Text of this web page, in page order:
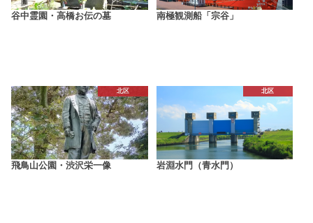
谷中霊園・高橋お伝の墓 南極観測船「宗谷」
北区
飛鳥山公園・渋沢栄一像
北区
岩淵水門（青水門）